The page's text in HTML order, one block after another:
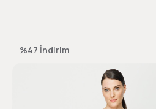
%47 İndirim